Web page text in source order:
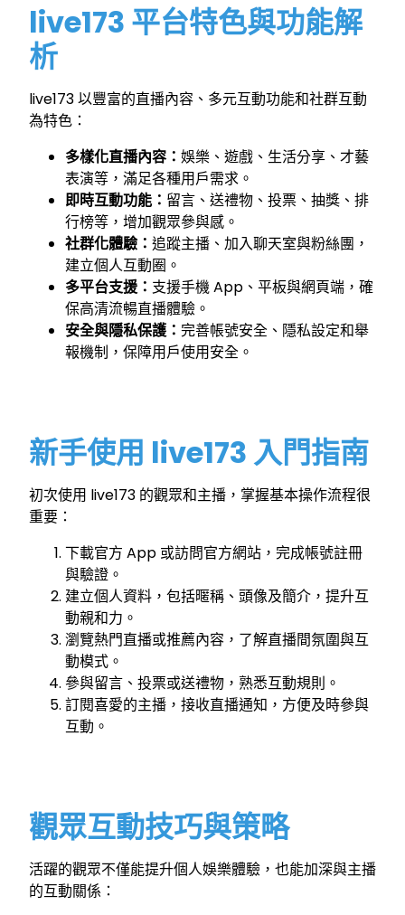
live173 平台特色與功能解
析
live173 以豐富的直播內容、多元互動功能和社群互動
為特色：
多樣化直播內容： 娛樂、遊戲、生活分享、才藝
表演等，滿足各種用戶需求。
即時互動功能： 留言、送禮物、投票、抽獎、排
行榜等，增加觀眾參與感。
社群化體驗： 追蹤主播、加入聊天室與粉絲團，
建立個人互動圈。
多平台支援： 支援手機 App、平板與網頁端，確
保高清流暢直播體驗。
安全與隱私保護： 完善帳號安全、隱私設定和舉
報機制，保障用戶使用安全。
新手使用 live173 入門指南
初次使用 live173 的觀眾和主播，掌握基本操作流程很
重要：
下載官方 App 或訪問官方網站，完成帳號註冊
與驗證。
建立個人資料，包括暱稱、頭像及簡介，提升互
動親和力。
瀏覽熱門直播或推薦內容，了解直播間氛圍與互
動模式。
參與留言、投票或送禮物，熟悉互動規則。
訂閱喜愛的主播，接收直播通知，方便及時參與
互動。
觀眾互動技巧與策略
活躍的觀眾不僅能提升個人娛樂體驗，也能加深與主播
的互動關係：